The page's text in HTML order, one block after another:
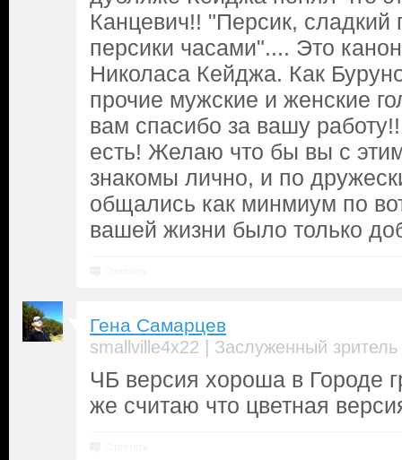
Канцевич!! "Персик, сладкий
персики часами".... Это
Николаса Кейджа. Как
прочие мужские и женские
вам спасибо за вашу
есть! Желаю что бы вы с
знакомы лично, и по
общались как минмиум по
вашей жизни было только
Гена Самарцев
smallville4x22 | Заслуженный зритель
ЧБ версия хороша в Городе
же считаю что цветная